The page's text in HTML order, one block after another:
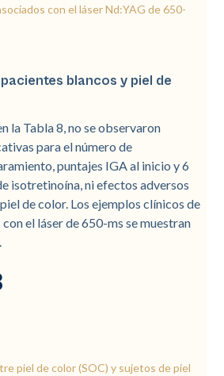
con el láser Nd:YAG de 650-
blancos y piel de
la Tabla 8, no se observaron
para el número de
puntajes IGA al inicio y 6
isotretinoína, ni efectos adversos
de color. Los ejemplos clínicos de
el láser de 650-ms se muestran
piel de color (SOC) y sujetos de piel